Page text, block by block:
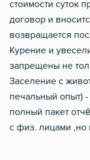
стоимости суток
договор и
возвращается
Курение и
запрещены не
Заселение с
печальный опыт)
полный пакет
с физ. лицами ,но